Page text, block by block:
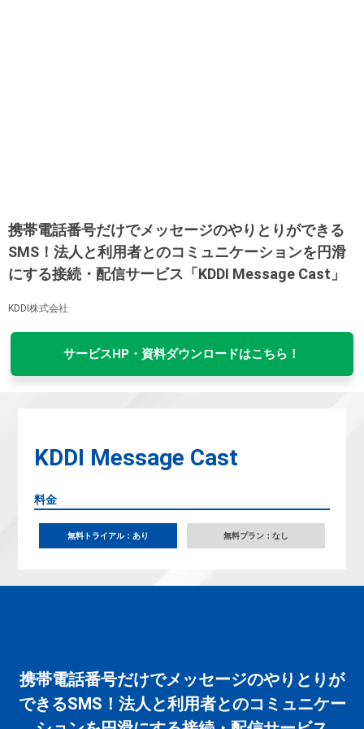
携帯電話番号だけでメッセージのやりとりができる
SMS！法人と利用者とのコミュニケーションを円滑
にする接続・配信サービス「KDDI Message Cast」
KDDI株式会社
サービスHP・資料ダウンロードはこちら！
KDDI Message Cast
料金
無料トライアル：あり 無料プラン：なし
携帯電話番号だけでメッセージのやりとりが
できるSMS！法人と利用者とのコミュニケー